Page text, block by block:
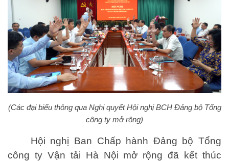
(Các đại biểu thông qua Nghị quyết Hội nghị BCH Đảng bộ Tổng
công ty mở rộng)
Hội nghị Ban Chấp hành Đảng bộ Tổng
công ty Vận tải Hà Nội mở rộng đã kết thúc